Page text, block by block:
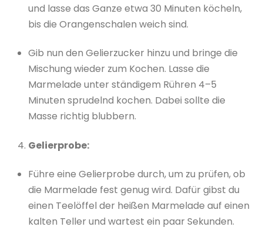
und lasse das Ganze etwa 30 Minuten köcheln,
bis die Orangenschalen weich sind.
Gib nun den Gelierzucker hinzu und bringe die
Mischung wieder zum Kochen. Lasse die
Marmelade unter ständigem Rühren 4–5
Minuten sprudelnd kochen. Dabei sollte die
Masse richtig blubbern.
Gelierprobe:
Führe eine Gelierprobe durch, um zu prüfen, ob
die Marmelade fest genug wird. Dafür gibst du
einen Teelöffel der heißen Marmelade auf einen
kalten Teller und wartest ein paar Sekunden.